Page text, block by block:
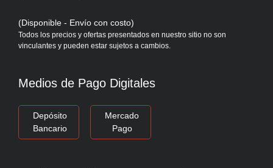
(Disponible - Envío con costo)
Todos los precios y ofertas presentados en nuestro sitio no son
vinculantes y pueden estar sujetos a cambios.
Medios de Pago Digitales
Depósito
Bancario
Mercado
Pago